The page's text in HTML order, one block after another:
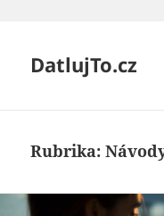
DatlujTo.cz
Rubrika: